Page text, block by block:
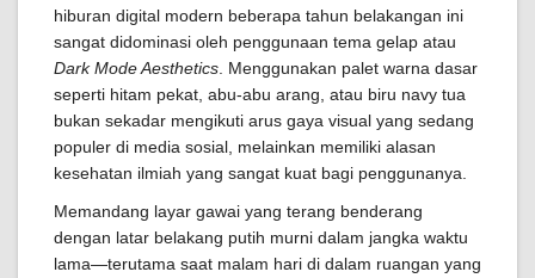
hiburan digital modern beberapa tahun belakangan ini
sangat didominasi oleh penggunaan tema gelap atau
Dark Mode Aesthetics . Menggunakan palet warna dasar
seperti hitam pekat, abu-abu arang, atau biru navy tua
bukan sekadar mengikuti arus gaya visual yang sedang
populer di media sosial, melainkan memiliki alasan
kesehatan ilmiah yang sangat kuat bagi penggunanya.
Memandang layar gawai yang terang benderang
dengan latar belakang putih murni dalam jangka waktu
lama—terutama saat malam hari di dalam ruangan yang